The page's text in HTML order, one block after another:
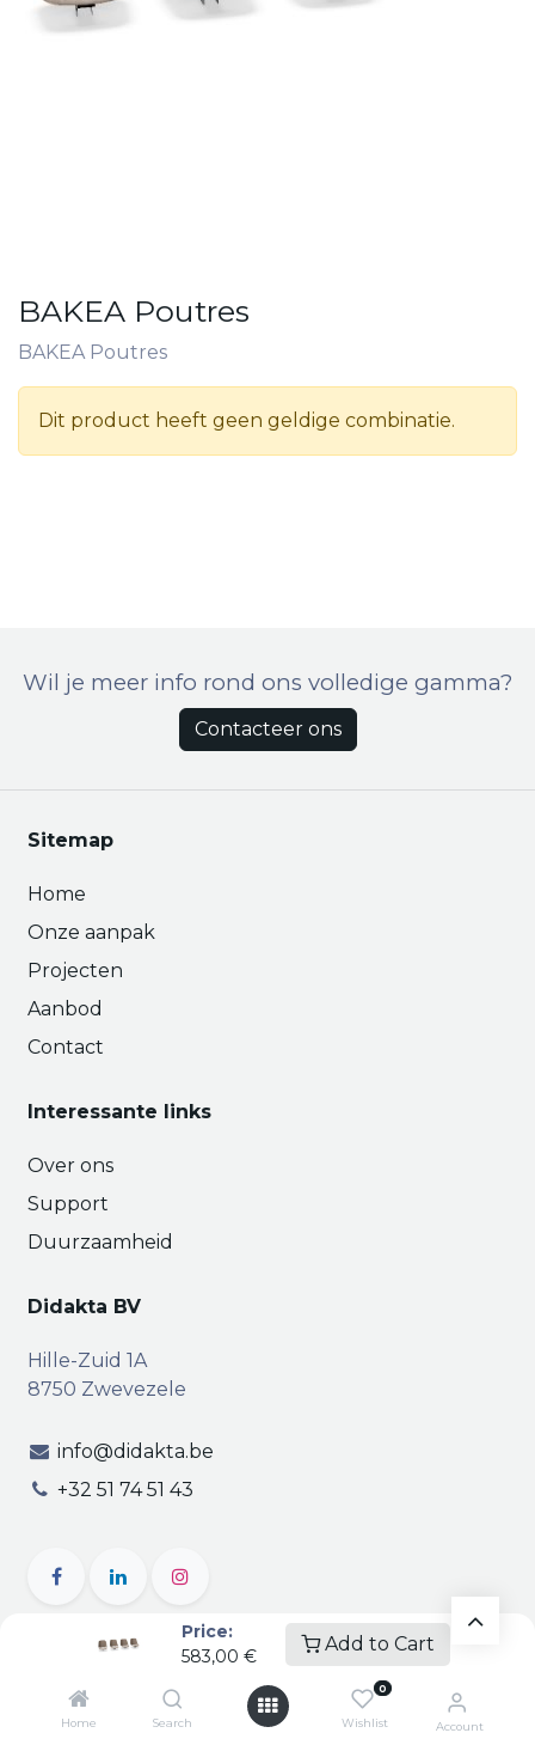
Price:
583,00 €
Add to Cart
Home Search
0
Wishlist Account
BAKEA Poutres
BAKEA Poutres
Dit product heeft geen geldige combinatie.
Wil je meer info rond ons volledige gamma?
Contacteer ons
Sitemap
Home
Onze aanpak
Projecten
Aanbod
Contact
Interessante links
Over ons
Support
Duurzaamheid
Didakta BV
Hille-Zuid 1A
8750 Zwevezele
info@didakta.be
+32 51 74 51 43
Vertrouwelijkheid
Algemene voorwaarden | BTW BE 0471.695.162